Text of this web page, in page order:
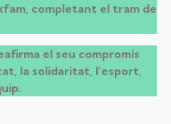
completant el tram de
el seu compromís
la solidaritat, l’esport,